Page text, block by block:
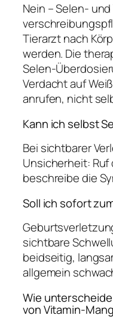
Nein – Selen-
Tierarzt nach
werden. Die
Selen-
Verdacht auf
anrufen, nicht
Kann ich selbst
Bei sichtbarer
Unsicherheit: Ruf
beschreibe die
Soll ich sofort
sichtbare
beidseitig,
allgemein
Wie
von Vitamin-